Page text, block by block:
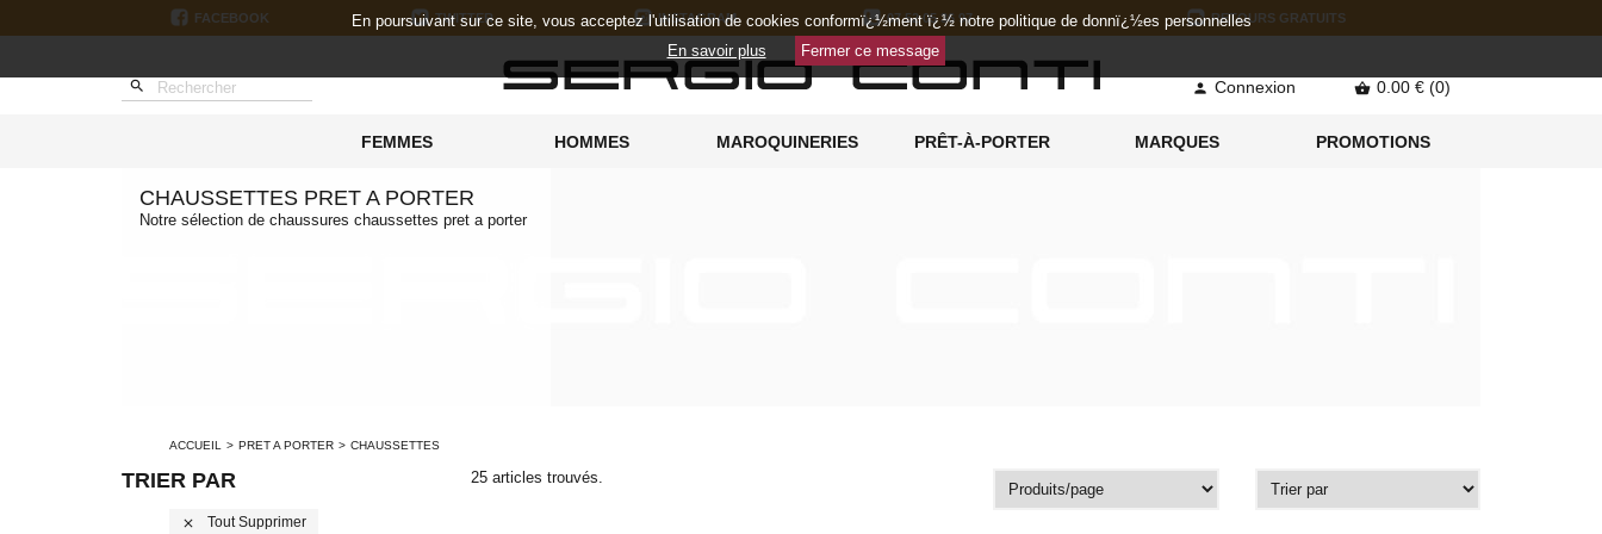
FACEBOOK TWITTER INSTAGRAM 07 52 05 36 97 RETOURS GRATUITS
  Connexion  0.00 € (0)
FEMMES HOMMES MAROQUINERIES PRÊT-À-PORTER MARQUES PROMOTIONS
CHAUSSETTES PRET A PORTER
Notre sélection de chaussures chaussettes pret a porter
ACCUEIL PRET A PORTER CHAUSSETTES
TRIER PAR
close Tout Supprimer
25 articles trouvés.
En poursuivant sur ce site, vous acceptez l'utilisation de cookies conformï¿½ment ï¿½ notre politique de donnï¿½es personnelles
En savoir plus
Fermer ce message